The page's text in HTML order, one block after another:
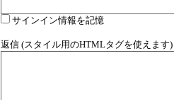
サインイン情報を記憶
返信 (スタイル用のHTMLタグを使えます)